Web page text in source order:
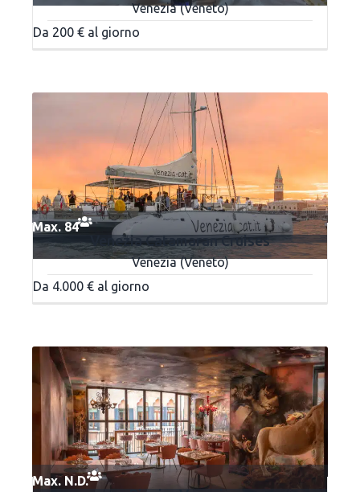
Venezia (Veneto)
Da 200 € al giorno
Max. 84
Venezia Catamaran Cruises
Venezia (Veneto)
Da 4.000 € al giorno
Max. N.D.